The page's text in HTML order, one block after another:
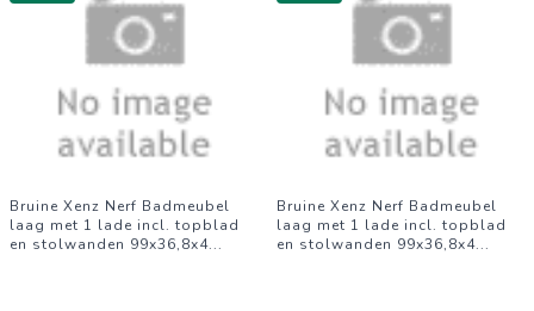
Bruine Xenz Nerf Badmeubel
laag met 1 lade incl. topblad
en stolwanden 99x36,8x4...
Bruine Xenz Nerf Badmeubel
laag met 1 lade incl. topblad
en stolwanden 99x36,8x4...